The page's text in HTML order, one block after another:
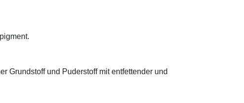
Grundstoff und Puderstoff mit entfettender und